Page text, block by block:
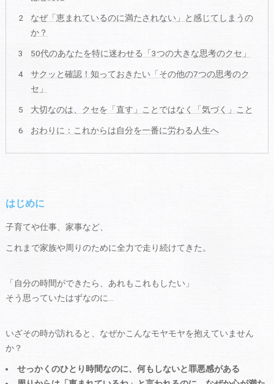
なぜ「恵まれているのに満たされない」と感じてしまうの
か？
50代のあなたを特に迷わせる「3つの大きな思考のクセ」
サクッと確認！知っておきたい「その他の7つの思考のク
セ」
大切なのは、クセを「直す」ことではなく「気づく」こと
おわりに：これからは自分を一番に労わる人生へ
はじめに
子育てや仕事、家事など、
これまで家族や周りのために全力で走り続けてきた。
「自分の時間ができたら、あれもこれもしたい」
そう思っていたはずなのに...
いざその時が訪れると、なぜかこんなモヤモヤを抱えていません
か？
せっかくのひとり時間なのに、何もしないと罪悪感がある